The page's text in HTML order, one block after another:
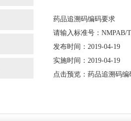
药品追溯码编码要求
请输入标准号：NMPAB/
发布时间：2019-04-19
实施时间：2019-04-19
点击预览：药品追溯码编